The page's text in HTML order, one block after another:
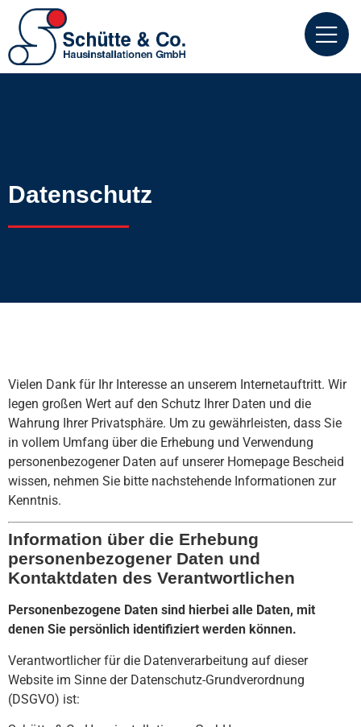
Datenschutz
Vielen Dank für Ihr Interesse an unserem Internetauftritt. Wir
legen großen Wert auf den Schutz Ihrer Daten und die
Wahrung Ihrer Privatsphäre. Um zu gewährleisten, dass Sie
in vollem Umfang über die Erhebung und Verwendung
personenbezogener Daten auf unserer Homepage Bescheid
wissen, nehmen Sie bitte nachstehende Informationen zur
Kenntnis.
Information über die Erhebung
personenbezogener Daten und
Kontaktdaten des Verantwortlichen
Personenbezogene Daten sind hierbei alle Daten, mit
denen Sie persönlich identifiziert werden können.
Verantwortlicher für die Datenverarbeitung auf dieser
Website im Sinne der Datenschutz-Grundverordnung
(DSGVO) ist: